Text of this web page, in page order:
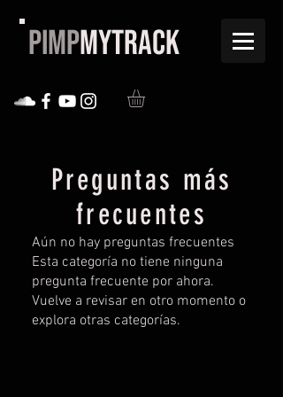
PIMPMYTRACK
Preguntas más
frecuentes
Aún no hay preguntas frecuentes
Esta categoría no tiene ninguna
pregunta frecuente por ahora.
Vuelve a revisar en otro momento o
explora otras categorías.